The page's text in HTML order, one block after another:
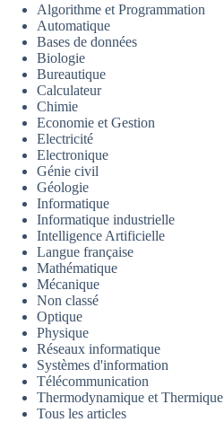
Algorithme et Programmation
Automatique
Bases de données
Biologie
Bureautique
Calculateur
Chimie
Economie et Gestion
Electricité
Electronique
Génie civil
Géologie
Informatique
Informatique industrielle
Intelligence Artificielle
Langue française
Mathématique
Mécanique
Non classé
Optique
Physique
Réseaux informatique
Systèmes d'information
Télécommunication
Thermodynamique et Thermique
Tous les articles